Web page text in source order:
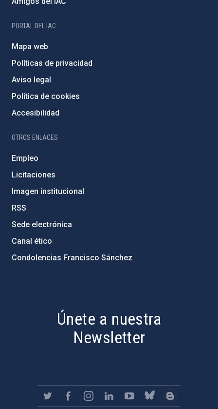
PORTAL DEL IAC
Mapa web
Políticas de privacidad
Aviso legal
Política de cookies
Accesibilidad
OTROS ENLACES
Empleo
Licitaciones
Imagen institucional
RSS
Sede electrónica
Canal ético
Condolencias Francisco Sánchez
Únete a nuestra
Newsletter